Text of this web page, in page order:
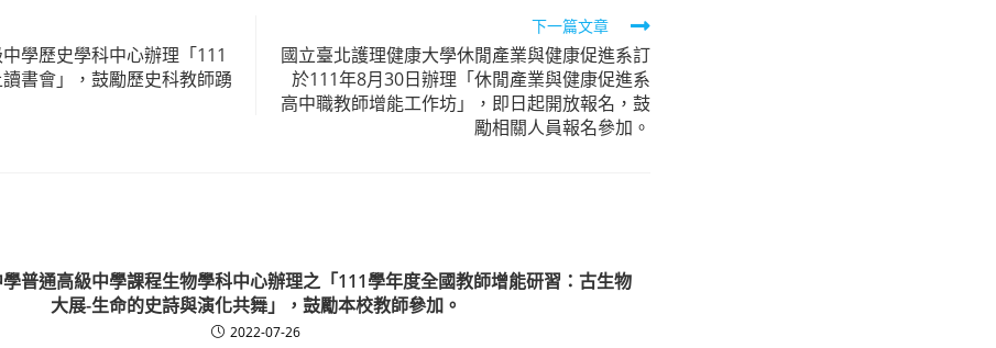
學歷史學科中心辦理「111
書會」，鼓勵歷史科教師踴
下一篇文章
國立臺北護理健康大學休閒產業與健康促進系訂
於111年8月30日辦理「休閒產業與健康促進系
高中職教師增能工作坊」，即日起開放報名，鼓
勵相關人員報名參加。
普通高級中學課程生物學科中心辦理之「111學年度全國教師增能研習：古生物
大展-生命的史詩與演化共舞」，鼓勵本校教師參加。
2022-07-26